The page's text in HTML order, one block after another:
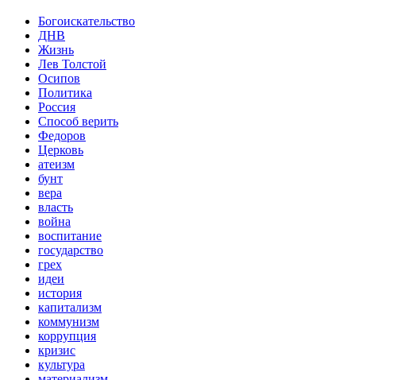
Богоискательство
ДНВ
Жизнь
Лев Толстой
Осипов
Политика
Россия
Способ верить
Федоров
Церковь
атеизм
бунт
вера
власть
война
воспитание
государство
грех
идеи
история
капитализм
коммунизм
коррупция
кризис
культура